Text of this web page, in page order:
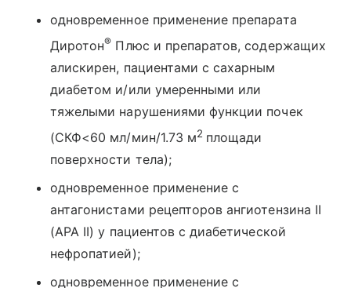
одновременное применение препарата
Диротон® Плюс и препаратов, содержащих
алискирен, пациентами с сахарным
диабетом и/или умеренными или
тяжелыми нарушениями функции почек
(СКФ<60 мл/мин/1.73 м2 площади
поверхности тела);
одновременное применение с
антагонистами рецепторов ангиотензина II
(АРА II) у пациентов с диабетической
нефропатией);
одновременное применение с